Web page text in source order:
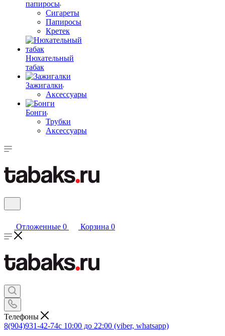
папиросы
Сигареты
Папиросы
Кретек
Нюхательный
табак
Зажигалки
Аксессуары
Бонги
Трубки
Аксессуары
Отложенные 0 Корзина 0
Телефоны
8(904)931-42-74с 10:00 до 22:00 (viber, whatsapp)